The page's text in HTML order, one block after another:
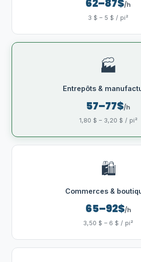
62–87$/h
3 $ – 5 $ / pi²
🏭
Entrepôts &
57–77$/h
1,80 $ – 3,20 $ / pi²
🛍️
Commerces &
65–92$/h
3,50 $ – 6 $ / pi²